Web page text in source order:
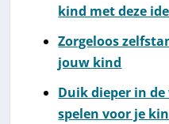
kind met deze
Zorgeloos
jouw kind
Duik dieper in
spelen voor je